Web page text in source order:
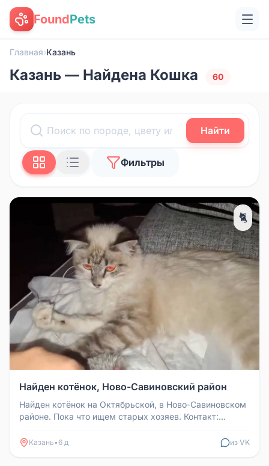
FoundPets
Главная›Казань
Казань — Найдена Кошка 60
Найти
Фильтры
🐈
Найден котёнок, Ново-Савиновский район
Найден котёнок на Октябрьской, в Ново-Савиновском
районе. Пока что ищем старых хозяев. Контакт:
Казань•6 д из VK